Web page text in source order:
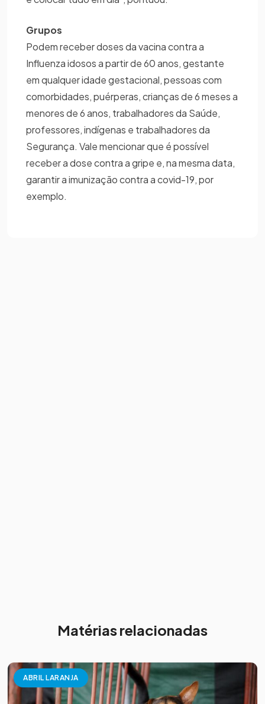
Grupos
Podem receber doses da vacina contra a
Influenza idosos a partir de 60 anos, gestante
em qualquer idade gestacional, pessoas com
comorbidades, puérperas, crianças de 6 meses a
menores de 6 anos, trabalhadores da Saúde,
professores, indígenas e trabalhadores da
Segurança. Vale mencionar que é possível
receber a dose contra a gripe e, na mesma data,
garantir a imunização contra a covid-19, por
exemplo.
Matérias relacionadas
ABRIL LARANJA